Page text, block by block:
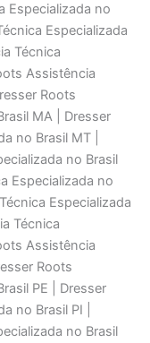
Especializada no
Especializada
Técnica
Assistência
Roots
MA | Dresser
no Brasil MT |
no Brasil
Especializada no
Especializada
Técnica
Assistência
Roots
PE | Dresser
no Brasil PI |
no Brasil